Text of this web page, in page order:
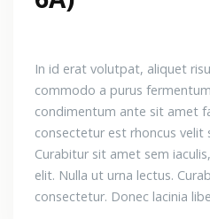
In id erat volutpat, aliquet
commodo a purus
condimentum ante sit amet
consectetur est rhoncus velit
Curabitur sit amet sem
elit. Nulla ut urna lectus.
consectetur. Donec lacinia